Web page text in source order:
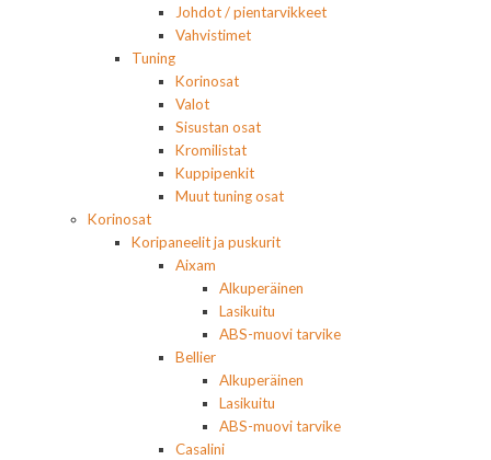
Johdot / pientarvikkeet
Vahvistimet
Tuning
Korinosat
Valot
Sisustan osat
Kromilistat
Kuppipenkit
Muut tuning osat
Korinosat
Koripaneelit ja puskurit
Aixam
Alkuperäinen
Lasikuitu
ABS-muovi tarvike
Bellier
Alkuperäinen
Lasikuitu
ABS-muovi tarvike
Casalini